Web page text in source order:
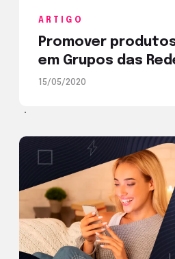
ARTIGO
Promover
em Grupos das
15/05/2020